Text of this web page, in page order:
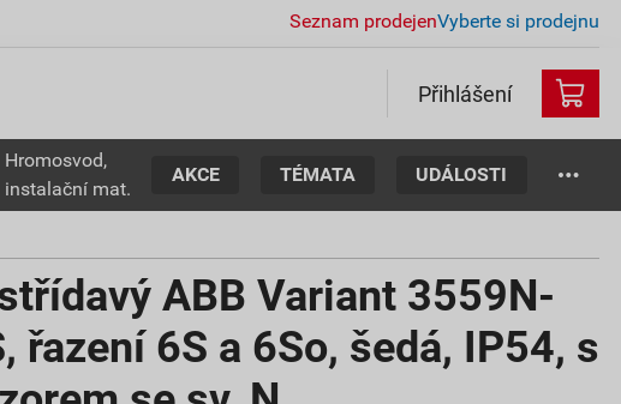
Seznam prodejenVyberte si prodejnu
Přihlášení
Hromosvod,
instalační mat.
AKCE TÉMATA UDÁLOSTI
ABB Variant 3559N-
řazení 6S a 6So, šedá, IP54, s